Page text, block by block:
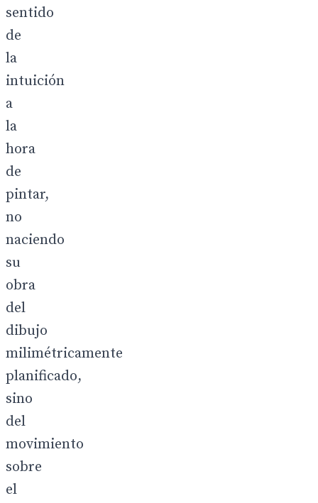
sentido
de
la
intuición
a
la
hora
de
pintar,
no
naciendo
su
obra
del
dibujo
milimétricamente
planificado,
sino
del
movimiento
sobre
el